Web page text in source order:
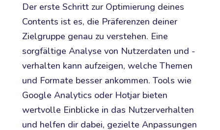
Der erste Schritt zur Optimierung deines
Contents ist es, die Präferenzen deiner
Zielgruppe genau zu verstehen. Eine
sorgfältige Analyse von Nutzerdaten und -
verhalten kann aufzeigen, welche Themen
und Formate besser ankommen. Tools wie
Google Analytics oder Hotjar bieten
wertvolle Einblicke in das Nutzerverhalten
und helfen dir dabei, gezielte Anpassungen